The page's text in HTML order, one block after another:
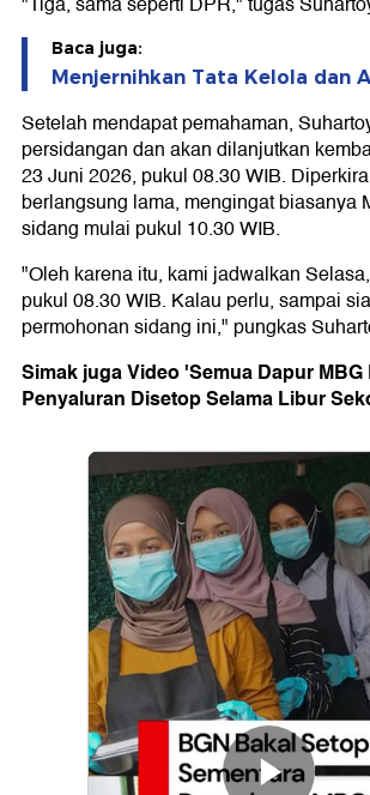
Baca juga:
Menjernihkan Tata Kelola dan
Setelah mendapat pemahaman,
persidangan dan akan dilanjutkan
23 Juni 2026, pukul 08.30 WIB.
berlangsung lama, mengingat biasanya
sidang mulai pukul 10.30 WIB.
"Oleh karena itu, kami jadwalkan
pukul 08.30 WIB. Kalau perlu, sampai
permohonan sidang ini," pungkas
Simak juga Video 'Semua Dapur
Penyaluran Disetop Selama Libur